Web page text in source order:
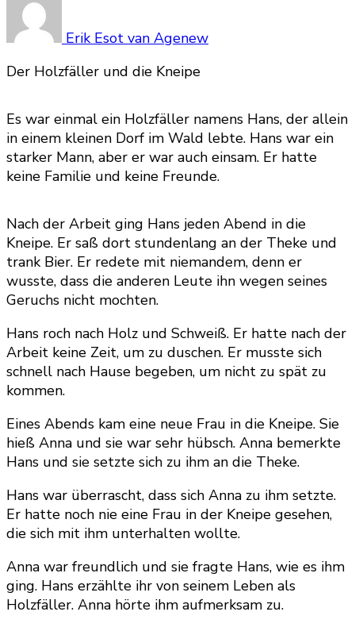
Erik Esot van Agenew
Der Holzfäller und die Kneipe
Es war einmal ein Holzfäller namens Hans, der allein
in einem kleinen Dorf im Wald lebte. Hans war ein
starker Mann, aber er war auch einsam. Er hatte
keine Familie und keine Freunde.
Nach der Arbeit ging Hans jeden Abend in die
Kneipe. Er saß dort stundenlang an der Theke und
trank Bier. Er redete mit niemandem, denn er
wusste, dass die anderen Leute ihn wegen seines
Geruchs nicht mochten.
Hans roch nach Holz und Schweiß. Er hatte nach der
Arbeit keine Zeit, um zu duschen. Er musste sich
schnell nach Hause begeben, um nicht zu spät zu
kommen.
Eines Abends kam eine neue Frau in die Kneipe. Sie
hieß Anna und sie war sehr hübsch. Anna bemerkte
Hans und sie setzte sich zu ihm an die Theke.
Hans war überrascht, dass sich Anna zu ihm setzte.
Er hatte noch nie eine Frau in der Kneipe gesehen,
die sich mit ihm unterhalten wollte.
Anna war freundlich und sie fragte Hans, wie es ihm
ging. Hans erzählte ihr von seinem Leben als
Holzfäller. Anna hörte ihm aufmerksam zu.